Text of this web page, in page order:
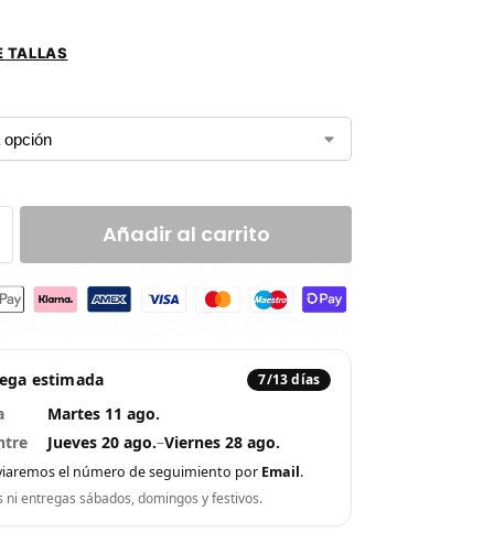
TALLAS
Añadir al carrito
estimada 7/13 días
Martes 11 ago.
Jueves 20 ago.–Viernes 28 ago.
el número de seguimiento por Email.
ni entregas sábados, domingos y festivos.